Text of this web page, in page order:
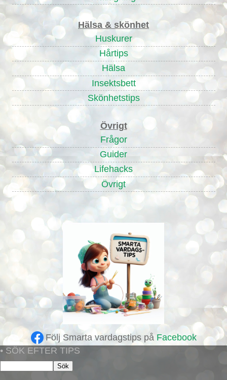
Hälsa & skönhet
Huskurer
Hårtips
Hälsa
Insektsbett
Skönhetstips
Övrigt
Frågor
Guider
Lifehacks
Övrigt
Följ Smarta vardagstips på Facebook
• SÖK EFTER TIPS